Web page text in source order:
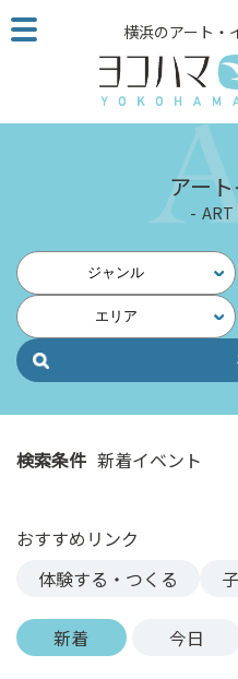
こ
の
ジ
読
他
ペ
の
ッ
横浜のアート・
アー
ART
ジャンル
エリア
検索条件 新着イベント
おすすめリンク
体験する・つくる
新着 今日